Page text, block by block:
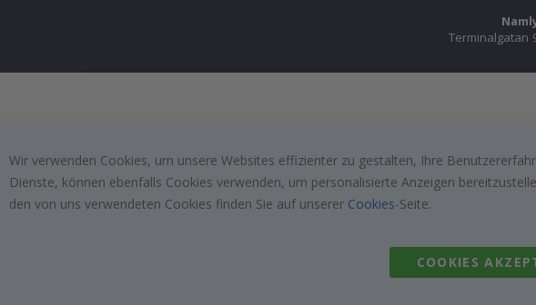
Terminalgatan
Wir verwenden Cookies, um unsere Websites effizienter zu gestalten, Ihre
Dienste, können ebenfalls Cookies verwenden, um personalisierte Anzeigen
den von uns verwendeten Cookies finden Sie auf unserer Cookies-Seite.
COOKIES